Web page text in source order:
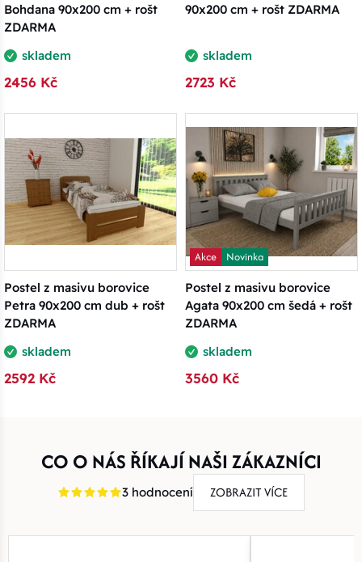
Bohdana 90x200 cm + rošt
ZDARMA
skladem
2456 Kč
90x200 cm + rošt ZDARMA
skladem
2723 Kč
Postel z masivu borovice
Petra 90x200 cm dub + rošt
ZDARMA
skladem
2592 Kč
Akce
Novinka
Postel z masivu borovice
Agata 90x200 cm šedá + rošt
ZDARMA
skladem
3560 Kč
CO O NÁS ŘÍKAJÍ NAŠI ZÁKAZNÍCI
3 hodnocení ZOBRAZIT VÍCE